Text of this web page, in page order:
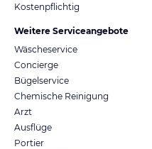
Kostenpflichtig
Weitere Serviceangebote
Wäscheservice
Concierge
Bügelservice
Chemische Reinigung
Arzt
Ausflüge
Portier